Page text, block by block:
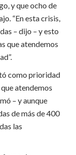
y que ocho de
“En esta crisis,
– dijo – y esto
que atendemos
como prioridad
atendemos
– y aunque
de más de 400
las